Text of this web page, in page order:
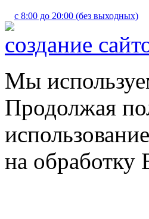
с 8:00 до 20:00 (без выходных)
создание
Мы
Продолжая
на обработку